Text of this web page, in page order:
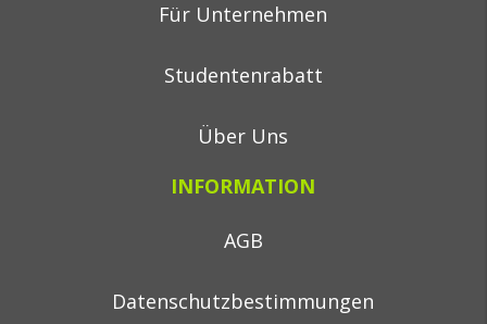
Für Unternehmen
Studentenrabatt
Über Uns
INFORMATION
AGB
Datenschutzbestimmungen